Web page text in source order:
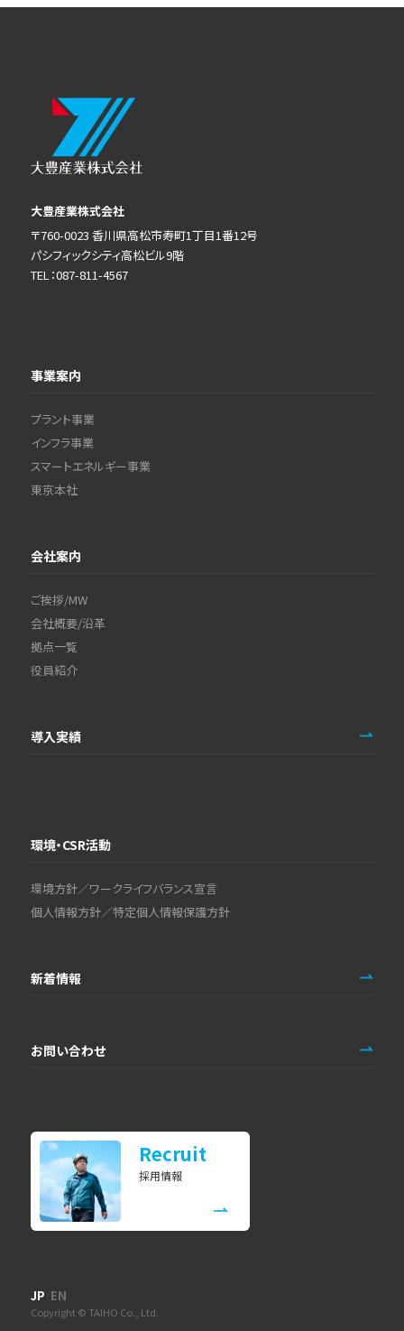
大豊産業株式会社
〒760-0023 香川県高松市寿町1丁目1番12号
パシフィックシティ高松ビル9階
TEL：087-811-4567
事業案内
プラント事業
インフラ事業
スマートエネルギー事業
東京本社
会社案内
ご挨拶/MW
会社概要/沿革
拠点一覧
役員紹介
導入実績
環境・CSR活動
環境方針／ワークライフバランス宣言
個人情報方針／特定個人情報保護方針
新着情報
お問い合わせ
Recruit
採用情報
JP EN
Copyright © TAIHO Co., Ltd.